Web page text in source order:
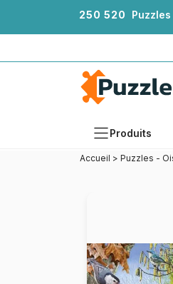
250 520
Produits
Âges
Artistes
Accueil > Puzzles -